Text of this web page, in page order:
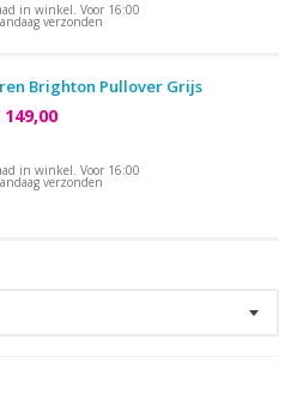
in winkel. Voor 16:00
verzonden
Brighton Pullover Grijs
149,00
in winkel. Voor 16:00
verzonden